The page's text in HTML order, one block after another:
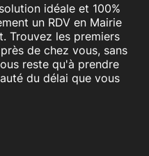
idéale et 100%
un RDV en Mairie
Trouvez les premiers
de chez vous, sans
reste qu'à prendre
du délai que vous